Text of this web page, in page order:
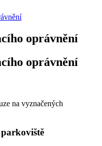
oprávnění
oprávnění
na vyznačených